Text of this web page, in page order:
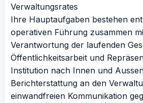
Verwaltungsrates
Ihre Hauptaufgaben bestehen
operativen Führung zusammen
Verantwortung der laufenden
Öffentlichkeitsarbeit und
Institution nach Innen und
Berichterstattung an den
einwandfreien Kommunikation